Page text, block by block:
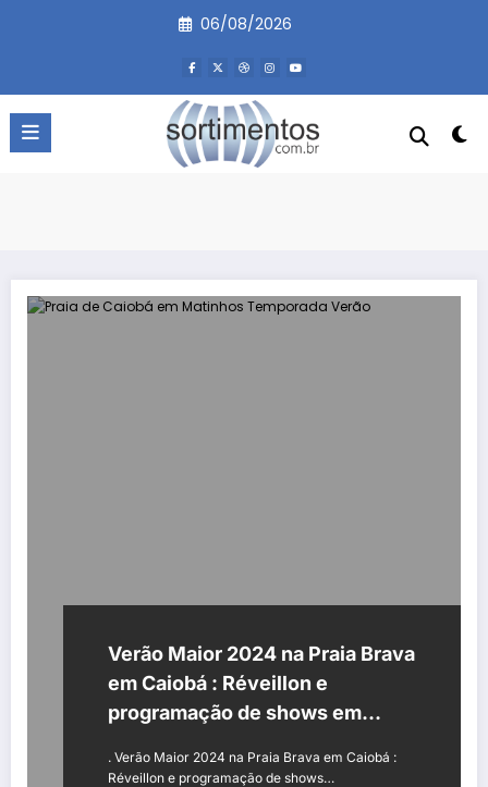
06/08/2026
Verão Maior 2024 na Praia Brava
em Caiobá : Réveillon e
programação de shows em
. Verão Maior 2024 na Praia Brava em Caiobá :
Réveillon e programação de shows…